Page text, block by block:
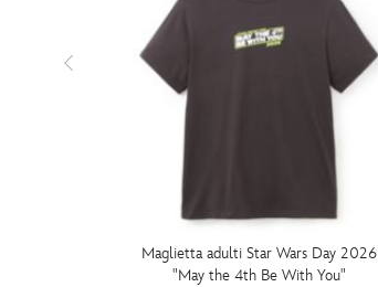
Maglietta adulti Star Wars Day 2026
"May the 4th Be With You"